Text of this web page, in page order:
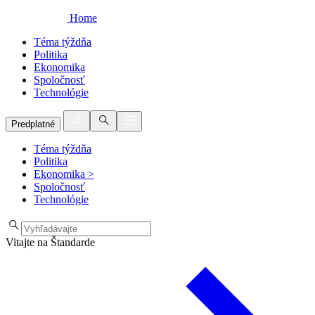
Home
Téma týždňa
Politika
Ekonomika
Spoločnosť
Technológie
Predplatné
Téma týždňa
Politika
Ekonomika >
Spoločnosť
Technológie
Vitajte na Štandarde